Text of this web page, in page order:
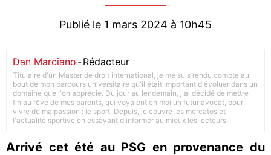
Publié le 1 mars 2024 à 10h45
Dan Marciano -Rédacteur
Titulaire d'un Master de droit international, je me suis rendu compte au
bout de mon parcours universitaire qu'il était important d'évoluer dans un
domaine que l'on apprécie. Du jour au lendemain, j'ai décidé de mettre
fin au rêve de mes parents, qui voyaient en moi un futur avocat, pour
vivre de ma passion : le sport. Depuis, je couvre les mercatos et
l'actualité sportive en essayant d'informer au mieux les lecteurs.
Arrivé cet été au PSG en provenance du